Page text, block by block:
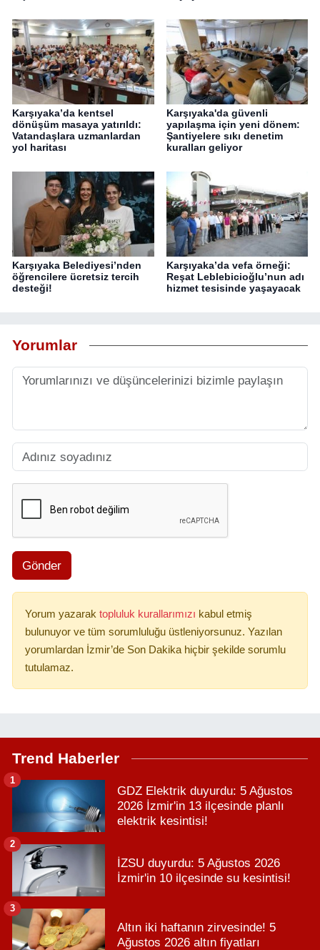
Karşıyaka’da kentsel
dönüşüm masaya yatırıldı:
Vatandaşlara uzmanlardan
yol haritası
Karşıyaka'da güvenli
yapılaşma için yeni dönem:
Şantiyelere sıkı denetim
kuralları geliyor
Karşıyaka Belediyesi’nden
öğrencilere ücretsiz tercih
desteği!
Karşıyaka’da vefa örneği:
Reşat Leblebicioğlu’nun adı
hizmet tesisinde yaşayacak
Yorumlar
Gönder
Yorum yazarak topluluk kurallarımızı kabul etmiş
bulunuyor ve tüm sorumluluğu üstleniyorsunuz. Yazılan
yorumlardan İzmir’de Son Dakika hiçbir şekilde sorumlu
tutulamaz.
Trend Haberler
GDZ Elektrik duyurdu: 5 Ağustos
2026 İzmir'in 13 ilçesinde planlı
elektrik kesintisi!
1
İZSU duyurdu: 5 Ağustos 2026
İzmir'in 10 ilçesinde su kesintisi!
2
Altın iki haftanın zirvesinde! 5
Ağustos 2026 altın fiyatları
3